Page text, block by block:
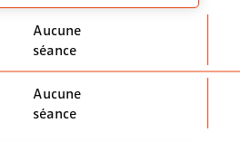
Aucune
séance
Aucune
séance